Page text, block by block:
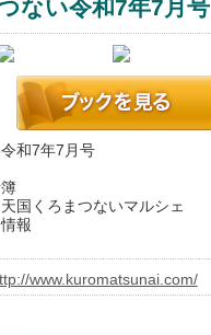
キーワード
ない令和7年7月号
和7年7月号
国くろまつないマルシェ
報
www.kuromatsunai.com/
ebooks
の本棚
協会
とは